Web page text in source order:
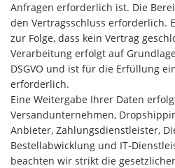
Anfragen erforderlich ist. Die
den Vertragsschluss erforderlich.
zur Folge, dass kein Vertrag
Verarbeitung erfolgt auf
DSGVO und ist für die Erfüllung
erforderlich.
Eine Weitergabe Ihrer Daten
Versandunternehmen,
Anbieter, Zahlungsdienstleister,
Bestellabwicklung und IT-
beachten wir strikt die